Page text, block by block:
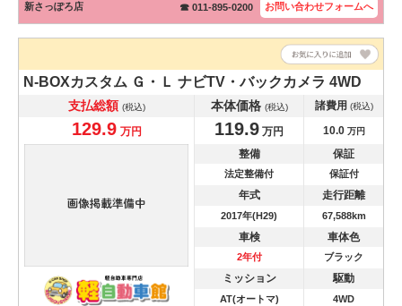
新さっぽろ店 ☎ 011-895-0200 お問い合わせフォームへ
N-BOXカスタム Ｇ・Ｌ ナビTV・バックカメラ 4WD
支払総額 (税込) 本体価格 (税込) 諸費用 (税込)
129.9 万円 119.9 万円 10.0万円
整備 保証
法定整備付 保証付
年式 走行距離
2017年(H29) 67,588km
車検 車体色
2年付 ブラック
ミッション 駆動
AT(オートマ) 4WD